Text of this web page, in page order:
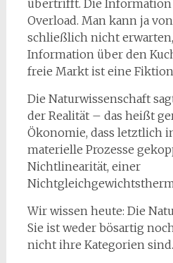
übertrifft. Die
Overload. Man kann ja
schließlich nicht
Information über den
freie Markt ist eine
Die Naturwissenschaft
der Realität – das heißt
Ökonomie, dass letztlich
materielle Prozesse
Nichtlinearität, einer
Wir wissen heute: Die
Sie ist weder bösartig
nicht ihre Kategorien sind.